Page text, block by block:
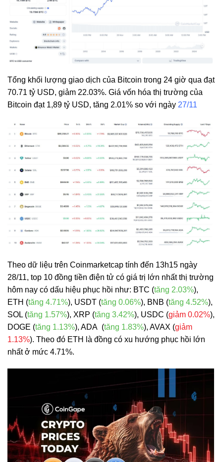
Tổng khối lượng giao dịch của Bitcoin trong 24 giờ qua đạt
70.71 tỷ USD, giảm 22.03%. Giá vốn hóa thị trường của
Bitcoin đạt 1,89 tỷ USD, tăng 2.01% so với ngày 27/11
Theo dữ liệu trên Coinmarketcap tính đến 13h15 ngày
28/11, top 10 đồng tiền điện tử có giá trị lớn nhất thị trường
hôm nay có dấu hiệu phục hồi như: BTC (tăng 2.03%),
ETH (tăng 4.71%), USDT (tăng 0.06%), BNB (tăng 4.52%),
SOL (tăng 1.57%), XRP (tăng 3.42%), USDC (giảm 0.02%),
DOGE (tăng 1.13%), ADA (tăng 1.83%), AVAX (giảm
1.13%). Theo đó ETH là đồng có xu hướng phục hồi lớn
nhất ở mức 4.71%.